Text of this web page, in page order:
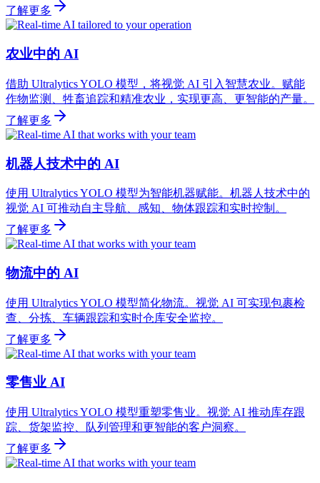
了解更多
农业中的 AI
借助 Ultralytics YOLO 模型，将视觉 AI 引入智慧农业。赋能
作物监测、牲畜追踪和精准农业，实现更高、更智能的产量。
了解更多
机器人技术中的 AI
使用 Ultralytics YOLO 模型为智能机器赋能。机器人技术中的
视觉 AI 可推动自主导航、感知、物体跟踪和实时控制。
了解更多
物流中的 AI
使用 Ultralytics YOLO 模型简化物流。视觉 AI 可实现包裹检
查、分拣、车辆跟踪和实时仓库安全监控。
了解更多
零售业 AI
使用 Ultralytics YOLO 模型重塑零售业。视觉 AI 推动库存跟
踪、货架监控、队列管理和更智能的客户洞察。
了解更多